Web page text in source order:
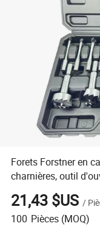
Forets Forstner en
charnières, outil
21,43 $US /
100 Pièces (MOQ)